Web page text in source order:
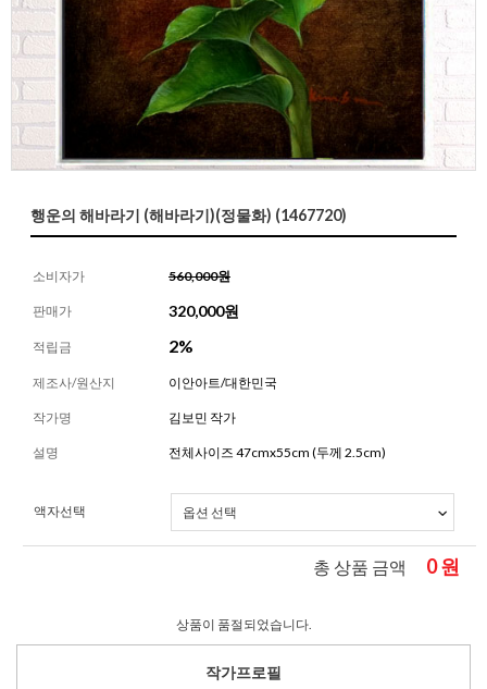
행운의 해바라기 (해바라기)(정물화) (1467720)
소비자가 560,000원
판매가 320,000원
적립금 2%
제조사/원산지 이안아트/대한민국
작가명 김보민 작가
설명 전체사이즈 47cmx55cm (두께 2.5cm)
액자선택
총 상품 금액 0원
상품이 품절되었습니다.
작가프로필